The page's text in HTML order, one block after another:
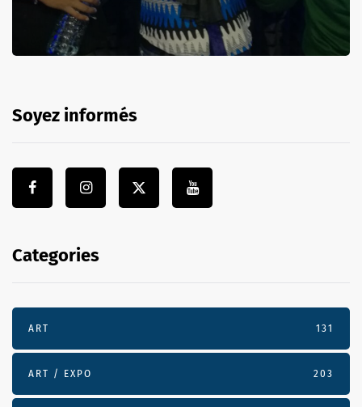
Soyez informés
Categories
ART 131
ART / EXPO 203